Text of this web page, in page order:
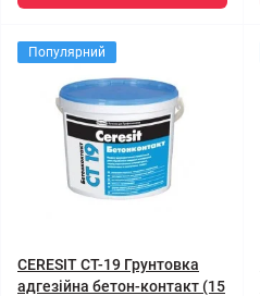
Популярний
CERESIT CT-19 Грунтовка
адгезійна бетон-контакт (15